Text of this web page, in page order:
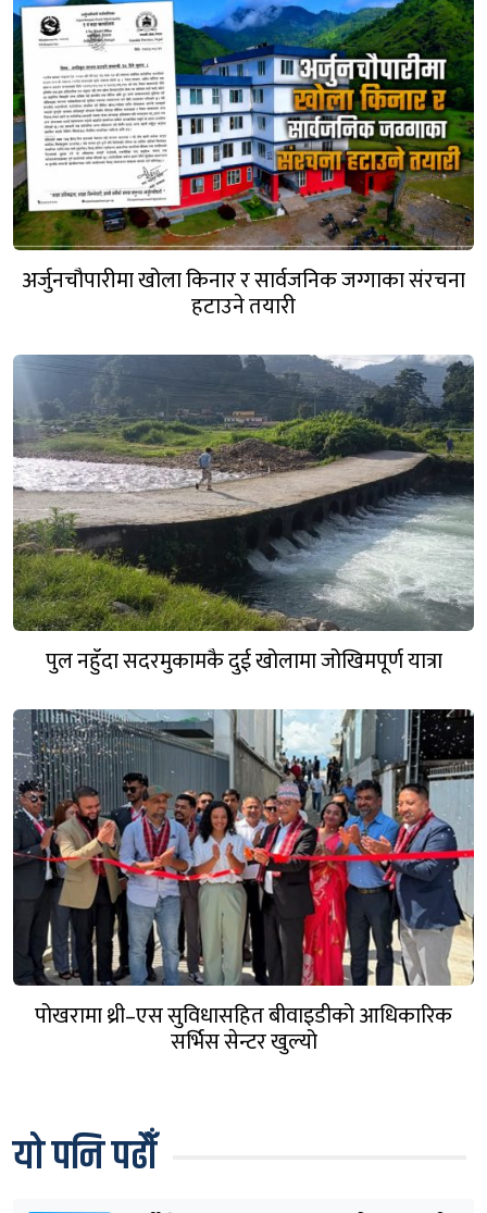
अर्जुनचौपारीमा खोला किनार र सार्वजनिक जग्गाका संरचना
हटाउने तयारी
पुल नहुँदा सदरमुकामकै दुई खोलामा जोखिमपूर्ण यात्रा
पोखरामा थ्री–एस सुविधासहित बीवाइडीको आधिकारिक
सर्भिस सेन्टर खुल्यो
यो पनि पढौँ